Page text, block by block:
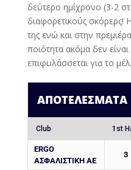
δεύτερο ημίχρονο (3-2
διαφορετικούς σκόρερς! Η
της ενώ και στην πρεμιέρα
ποιότητα ακόμα δεν
επιφυλάσσεται για το
ΑΠΟΤΕΛΈΣΜΑΤΑ
Club 1st
ERGO
ΑΣΦΑΛΙΣΤΙΚΗ ΑΕ
3